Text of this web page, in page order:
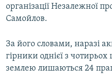
Усі сайти RFE/RL
організації Незалежної
Самойлов.
За його словами, наразі
гірники однієї з
землею лишаються 24